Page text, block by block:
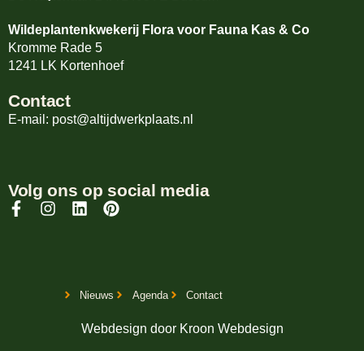
Wildeplantenkwekerij Flora voor Fauna Kas & Co
Kromme Rade 5
1241 LK Kortenhoef
Contact
E-mail: post@altijdwerkplaats.nl
Volg ons op social media
Webdesign door Kroon Webdesign
Nieuws Agenda Contact